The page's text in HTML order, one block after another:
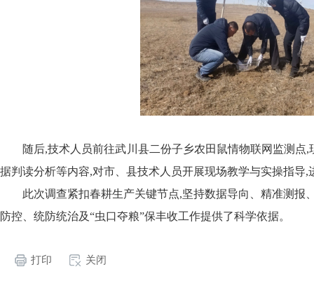
随后,技术人员前往武川县二份子乡农田鼠情物联网监测
据判读分析等内容,对市、 县技术人员开展现场教学与实操指导
此次调查紧扣春耕生产关键节点,坚持数据导向、精准测报
防控、统防统治及“虫口夺粮”保丰收工作提供了科学依据。
打印 关闭